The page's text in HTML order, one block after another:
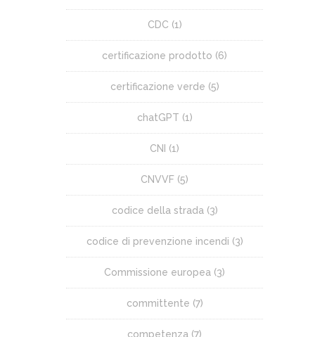
CDC (1)
certificazione prodotto (6)
certificazione verde (5)
chatGPT (1)
CNI (1)
CNVVF (5)
codice della strada (3)
codice di prevenzione incendi (3)
Commissione europea (3)
committente (7)
competenza (7)